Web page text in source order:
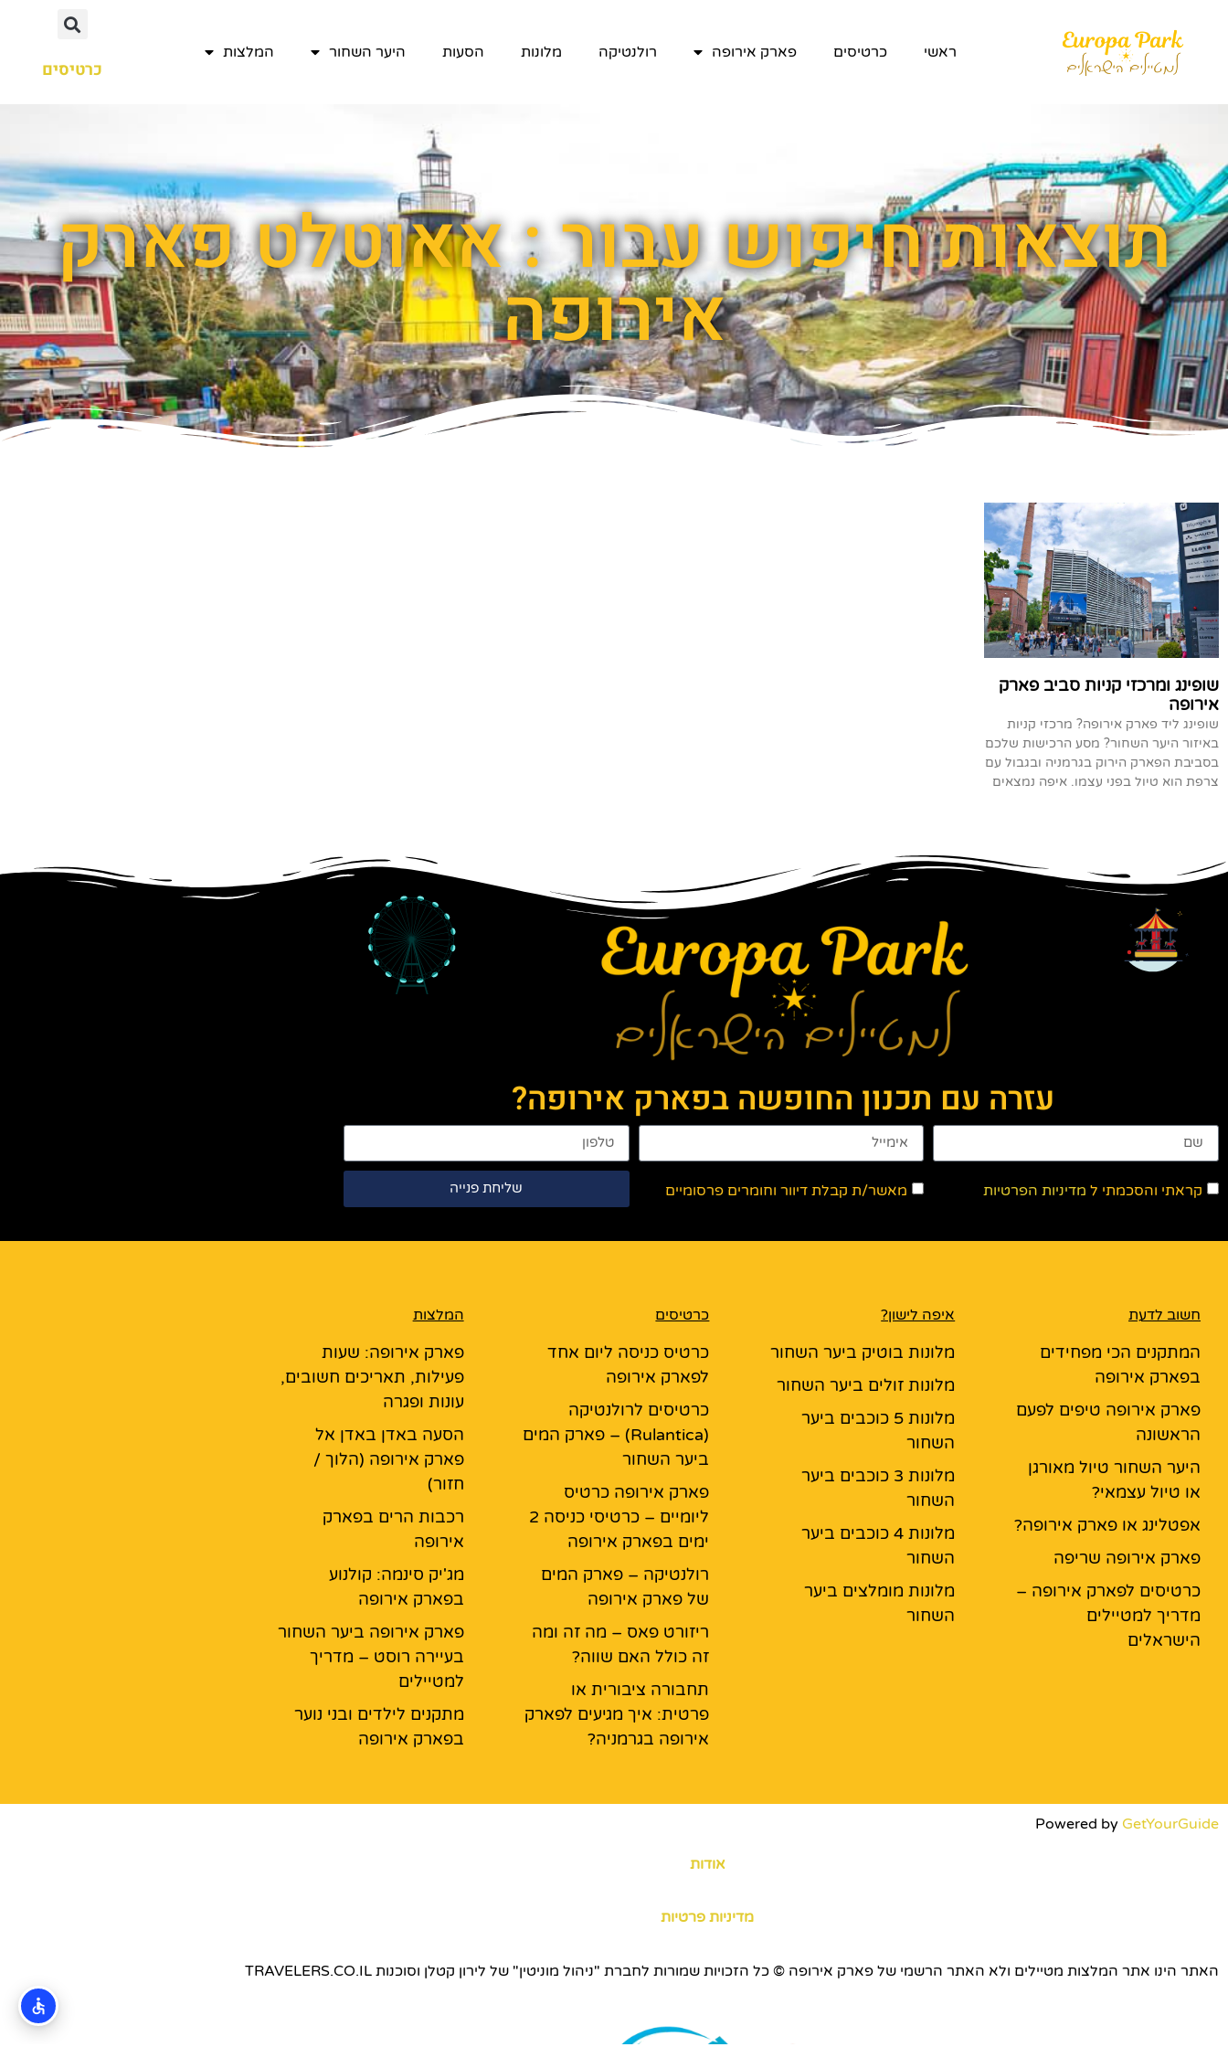
ראשי כרטיסים פארק אירופה רולנטיקה מלונות הסעות היער השחור המלצות
כרטיסים
תוצאות חיפוש עבור : אאוטלט פארק
אירופה
שופינג ומרכזי קניות סביב פארק
אירופה
שופינג ליד פארק אירופה? מרכזי קניות
באיזור היער השחור? מסע הרכישות שלכם
בסביבת הפארק הירוק בגרמניה ובגבול עם
צרפת הוא טיול בפני עצמו. איפה נמצאים
עזרה עם תכנון החופשה בפארק אירופה?
קראתי והסכמתי ל מדיניות הפרטיות מאשר/ת קבלת דיוור וחומרים פרסומיים שליחת פנייה
חשוב לדעת
המתקנים הכי מפחידים
בפארק אירופה
פארק אירופה טיפים לפעם
הראשונה
היער השחור טיול מאורגן
או טיול עצמאי?
אפטלינג או פארק אירופה?
פארק אירופה שריפה
כרטיסים לפארק אירופה –
מדריך למטיילים
הישראלים
איפה לישון?
מלונות בוטיק ביער השחור
מלונות זולים ביער השחור
מלונות 5 כוכבים ביער
השחור
מלונות 3 כוכבים ביער
השחור
מלונות 4 כוכבים ביער
השחור
מלונות מומלצים ביער
השחור
כרטיסים
כרטיס כניסה ליום אחד
לפארק אירופה
כרטיסים לרולנטיקה
(Rulantica) – פארק המים
ביער השחור
פארק אירופה כרטיס
ליומיים – כרטיסי כניסה 2
ימים בפארק אירופה
רולנטיקה – פארק המים
של פארק אירופה
ריזורט פאס – מה זה ומה
זה כולל האם שווה?
תחבורה ציבורית או
פרטית: איך מגיעים לפארק
אירופה בגרמניה?
המלצות
פארק אירופה: שעות
פעילות, תאריכים חשובים,
עונות ופגרה
הסעה באדן באדן אל
פארק אירופה (הלוך /
חזור)
רכבות הרים בפארק
אירופה
מג'יק סינמה: קולנוע
בפארק אירופה
פארק אירופה ביער השחור
בעיירה רוסט – מדריך
למטיילים
מתקנים לילדים ובני נוער
בפארק אירופה
Powered by GetYourGuide
אודות
מדיניות פרטיות
האתר הינו אתר המלצות מטיילים ולא האתר הרשמי של פארק אירופה © כל הזכויות שמורות לחברת "ניהול מוניטין" של לירון קטלן וסוכנות TRAVELERS.CO.IL